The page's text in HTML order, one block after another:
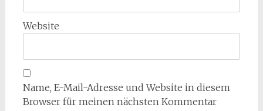
Website
Name, E-Mail-Adresse und Website in diesem
Browser für meinen nächsten Kommentar